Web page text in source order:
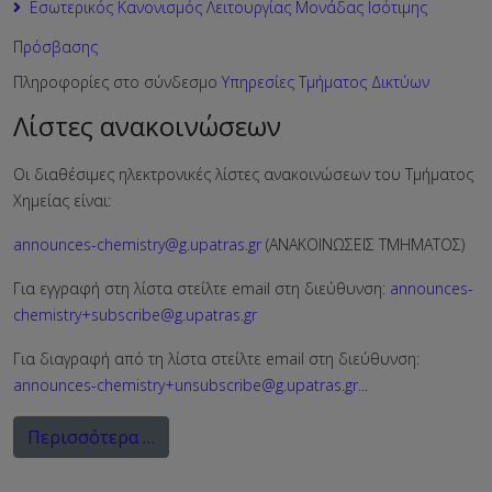
Εσωτερικός Κανονισμός Λειτουργίας Μονάδας Ισότιμης
Πρόσβασης
Πληροφορίες στο σύνδεσμο Υπηρεσίες Τμήματος Δικτύων
Λίστες ανακοινώσεων
Οι διαθέσιμες ηλεκτρονικές λίστες ανακοινώσεων του Τμήματος
Χημείας είναι:
announces-chemistry@g.upatras.gr (ΑΝΑΚΟΙΝΩΣΕΙΣ ΤΜΗΜΑΤΟΣ)
Για εγγραφή στη λίστα στείλτε email στη διεύθυνση: announces-
chemistry+subscribe@g.upatras.gr
Για διαγραφή από τη λίστα στείλτε email στη διεύθυνση:
announces-chemistry+unsubscribe@g.upatras.gr...
Περισσότερα …